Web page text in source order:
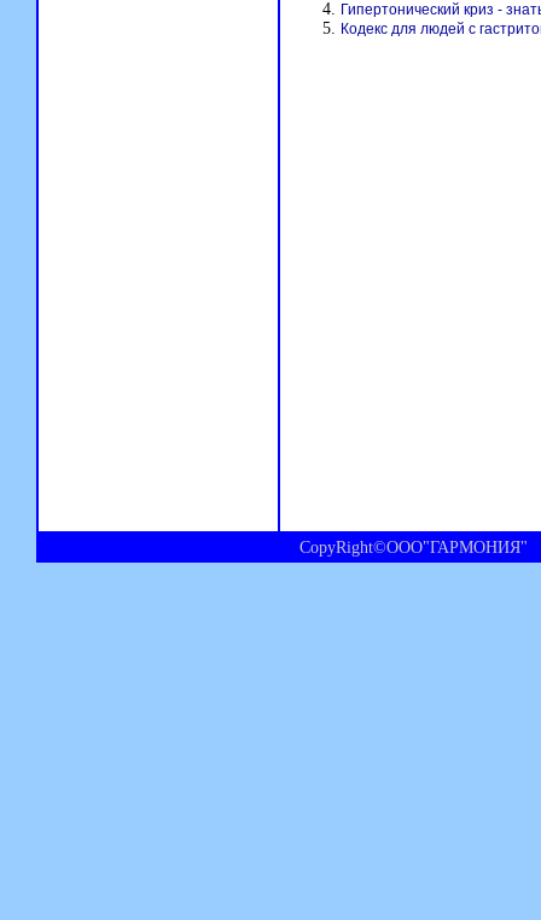
Гипертонический криз -
Кодекс для людей с